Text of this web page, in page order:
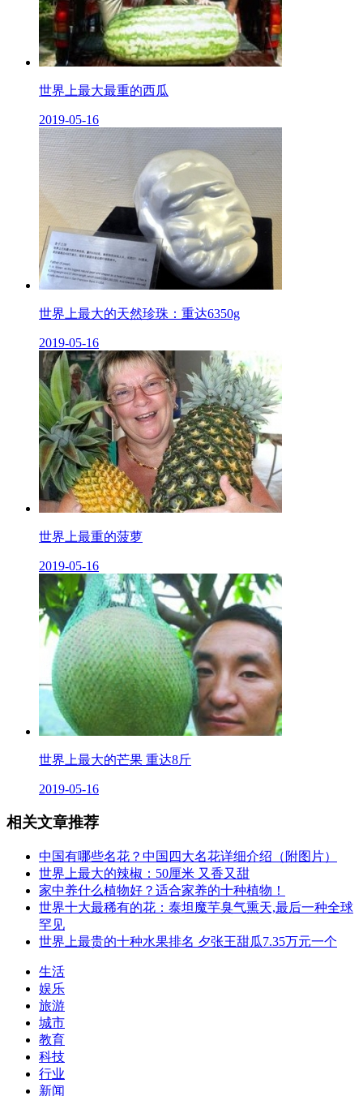
世界上最大最重的西瓜
2019-05-16
世界上最大的天然珍珠：重达6350g
2019-05-16
世界上最重的菠萝
2019-05-16
世界上最大的芒果 重达8斤
2019-05-16
相关文章推荐
中国有哪些名花？中国四大名花详细介绍（附图片）
世界上最大的辣椒：50厘米 又香又甜
家中养什么植物好？适合家养的十种植物！
世界十大最稀有的花：泰坦魔芋臭气熏天,最后一种全球
罕见
世界上最贵的十种水果排名 夕张王甜瓜7.35万元一个
生活
娱乐
旅游
城市
教育
科技
行业
新闻